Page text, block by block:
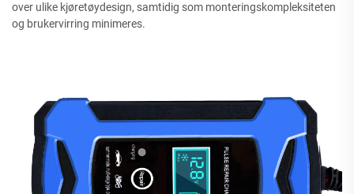
over ulike kjøretøydesign, samtidig som monteringskompleksiteten
og brukervirring minimeres.